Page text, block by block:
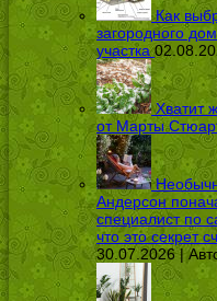
Как
загородного
участка
Хватит
от Марты
Андерсон
специалист по
что это секрет
30.07.2026 |